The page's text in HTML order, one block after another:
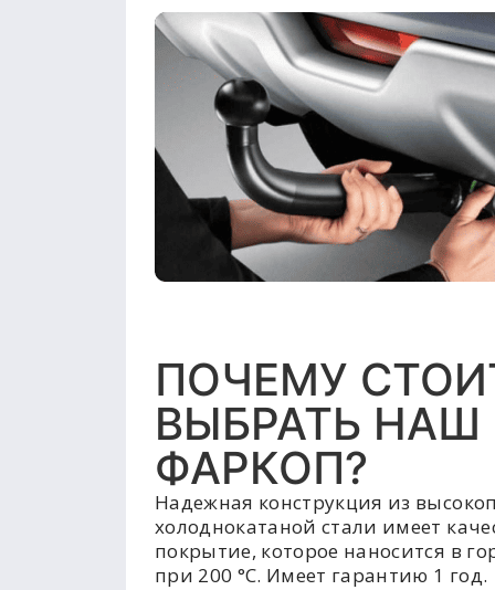
ПОЧЕМУ
ВЫБРАТЬ НАШ
ФАРКОП?
Надежная конструкция из
холоднокатаной стали имеет
покрытие, которое наносится в
при 200 °C. Имеет гарантию 1 год.